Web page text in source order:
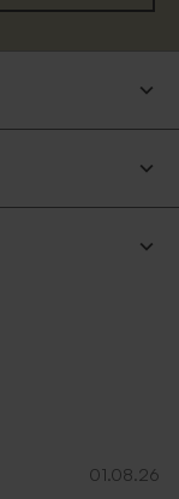
01.08.26